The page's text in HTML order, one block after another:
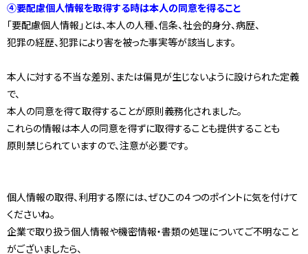
④要配慮個人情報を取得する時は本人の同意を得ること
「要配慮個人情報」とは、本人の人種、信条、社会的身分、病歴、
犯罪の経歴、犯罪により害を被った事実等が該当します。
本人に対する不当な差別、または偏見が生じないように設けられた定義
で、
本人の同意を得て取得することが原則義務化されました。
これらの情報は本人の同意を得ずに取得することも提供することも
原則禁じられていますので、注意が必要です。
個人情報の取得、利用する際には、ぜひこの４つのポイントに気を付けて
くださいね。
企業で取り扱う個人情報や機密情報・書類の処理についてご不明なこと
がございましたら、